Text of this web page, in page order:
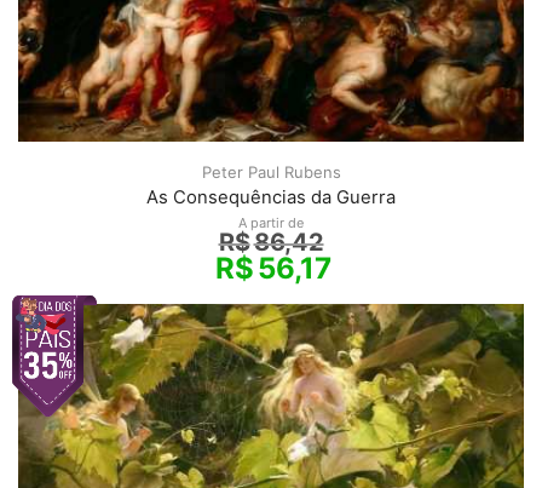
Peter Paul Rubens
As Consequências da Guerra
A partir de
R$86,42
R$56,17